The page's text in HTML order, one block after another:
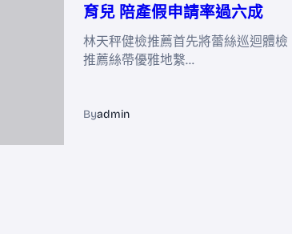
育兒 陪產假申請率過六成
林天秤健檢推薦首先將蕾絲巡迴體檢
推薦絲帶優雅地繫…
Byadmin